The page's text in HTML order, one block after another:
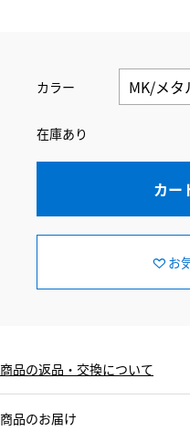
カラー
在庫あり
カー
お
商品の返品・交換について
商品のお届け